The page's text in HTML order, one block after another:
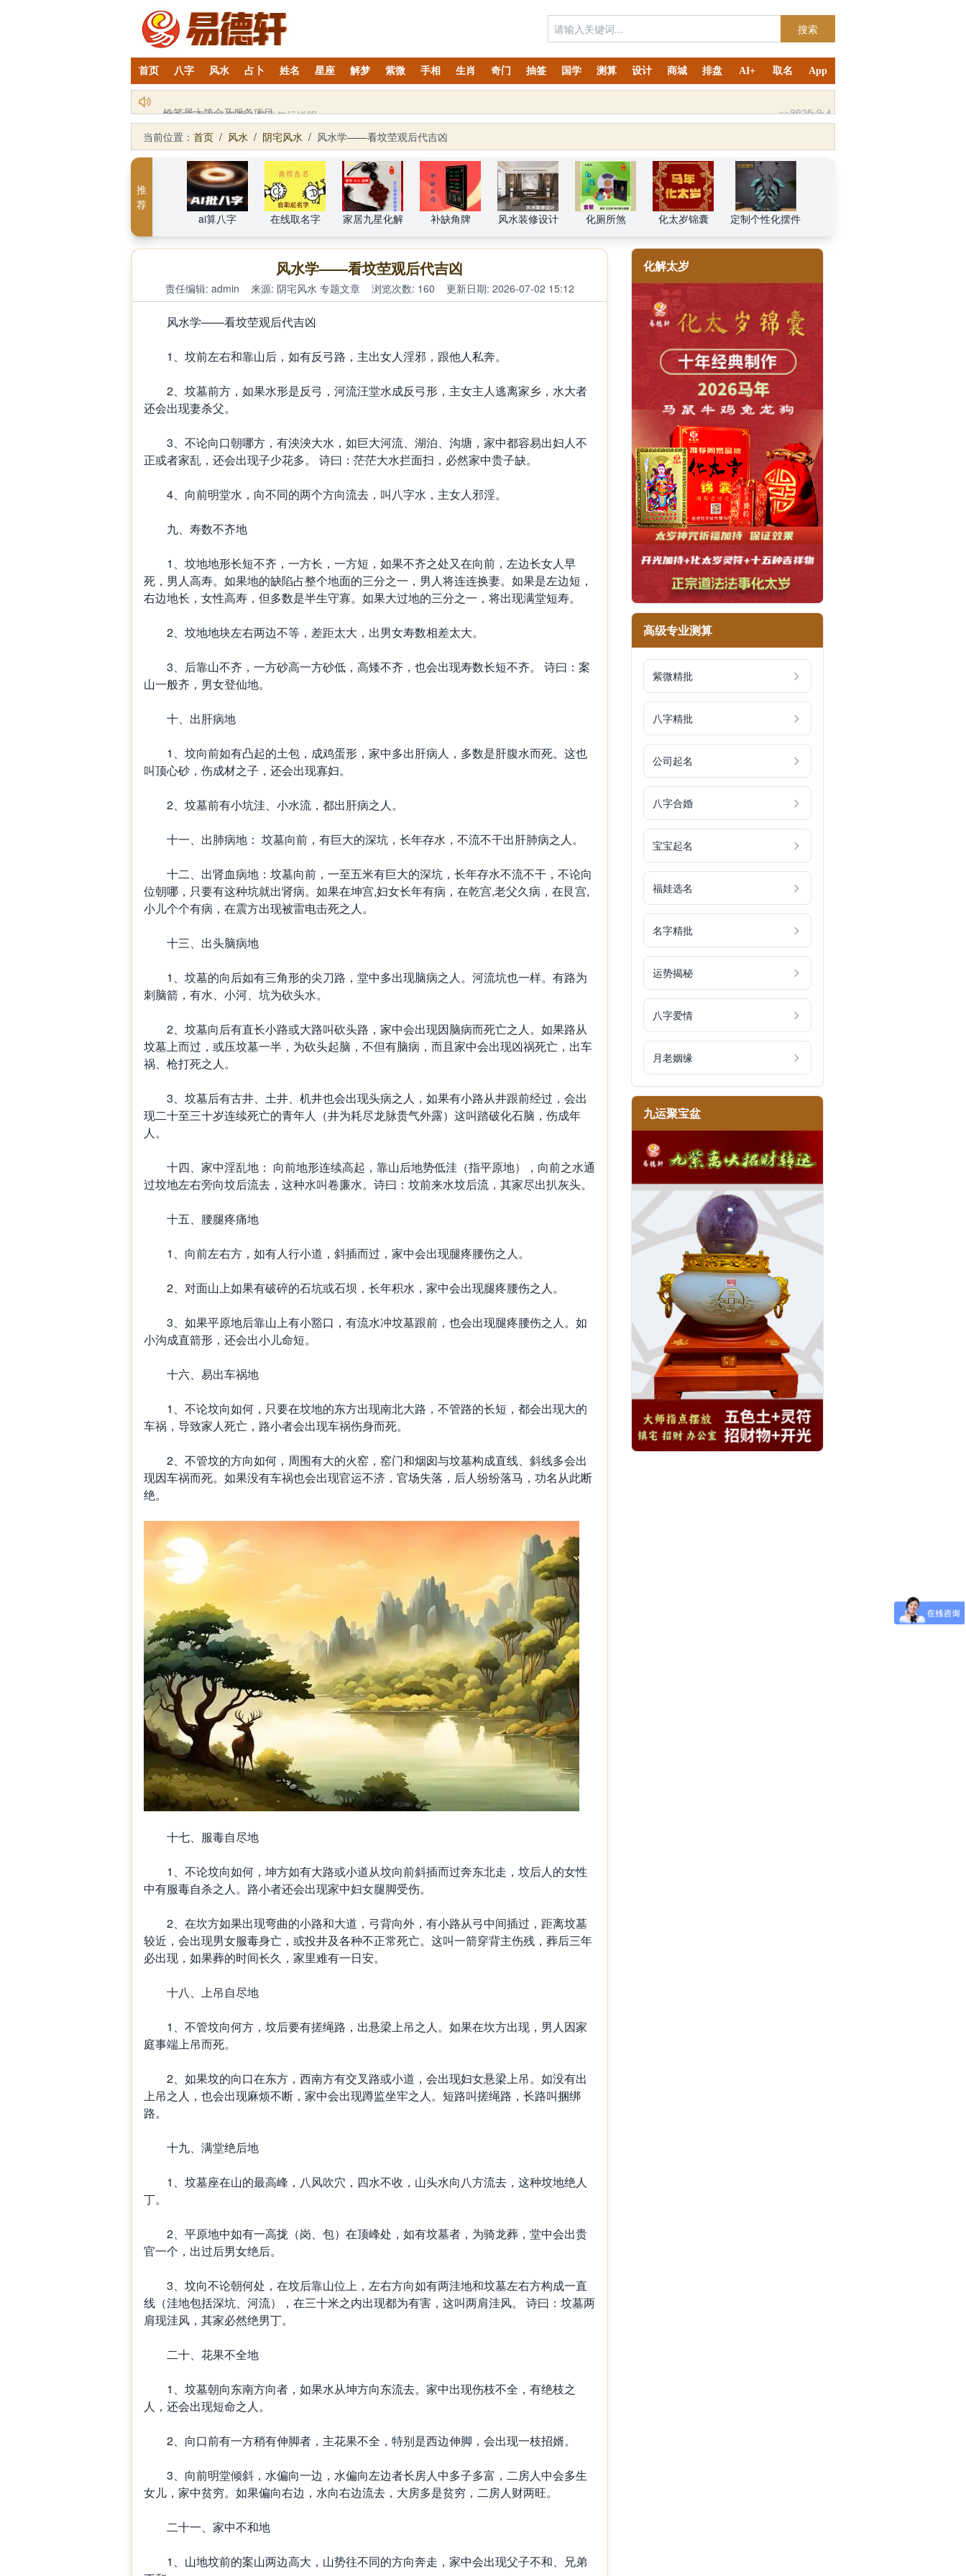
搜索
首页 八字 风水 占卜 姓名 星座 解梦 紫微 手相 生肖 奇门 抽签 国学 测算 设计 商城 排盘 AI+ 取名 App
当前位置： 首页 / 风水 / 阴宅风水 / 风水学——看坟茔观后代吉凶
推
荐
ai算八字
在线取名字 家居九星化解 补缺角牌 风水装修设计 化厕所煞 化太岁锦囊 定制个性化摆件
风水学——看坟茔观后代吉凶
责任编辑: admin 来源: 阴宅风水专题文章 浏览次数: 160 更新日期: 2026-07-02 15:12
风水学——看坟茔观后代吉凶
1、坟前左右和靠山后，如有反弓路，主出女人淫邪，跟他人私奔。
2、坟墓前方，如果水形是反弓，河流汪堂水成反弓形，主女主人逃离家乡，水大者
还会出现妻杀父。
3、不论向口朝哪方，有泱泱大水，如巨大河流、湖泊、沟塘，家中都容易出妇人不
正或者家乱，还会出现子少花多。 诗曰：茫茫大水拦面扫，必然家中贵子缺。
4、向前明堂水，向不同的两个方向流去，叫八字水，主女人邪淫。
九、寿数不齐地
1、坟地地形长短不齐，一方长，一方短，如果不齐之处又在向前，左边长女人早
死，男人高寿。如果地的缺陷占整个地面的三分之一，男人将连连换妻。如果是左边短，
右边地长，女性高寿，但多数是半生守寡。如果大过地的三分之一，将出现满堂短寿。
2、坟地地块左右两边不等，差距太大，出男女寿数相差太大。
3、后靠山不齐，一方砂高一方砂低，高矮不齐，也会出现寿数长短不齐。 诗曰：案
山一般齐，男女登仙地。
十、出肝病地
1、坟向前如有凸起的土包，成鸡蛋形，家中多出肝病人，多数是肝腹水而死。这也
叫顶心砂，伤成材之子，还会出现寡妇。
2、坟墓前有小坑洼、小水流，都出肝病之人。
十一、出肺病地： 坟墓向前，有巨大的深坑，长年存水，不流不干出肝肺病之人。
十二、出肾血病地：坟墓向前，一至五米有巨大的深坑，长年存水不流不干，不论向
位朝哪，只要有这种坑就出肾病。如果在坤宫,妇女长年有病，在乾宫,老父久病，在艮宫,
小儿个个有病，在震方出现被雷电击死之人。
十三、出头脑病地
1、坟墓的向后如有三角形的尖刀路，堂中多出现脑病之人。河流坑也一样。有路为
刺脑箭，有水、小河、坑为砍头水。
2、坟墓向后有直长小路或大路叫砍头路，家中会出现因脑病而死亡之人。如果路从
坟墓上而过，或压坟墓一半，为砍头起脑，不但有脑病，而且家中会出现凶祸死亡，出车
祸、枪打死之人。
3、坟墓后有古井、土井、机井也会出现头病之人，如果有小路从井跟前经过，会出
现二十至三十岁连续死亡的青年人（井为耗尽龙脉贵气外露）这叫踏破化石脑，伤成年
人。
十四、家中淫乱地： 向前地形连续高起，靠山后地势低洼（指平原地），向前之水通
过坟地左右旁向坟后流去，这种水叫卷廉水。诗曰：坟前来水坟后流，其家尽出扒灰头。
十五、腰腿疼痛地
1、向前左右方，如有人行小道，斜插而过，家中会出现腿疼腰伤之人。
2、对面山上如果有破碎的石坑或石坝，长年积水，家中会出现腿疼腰伤之人。
3、如果平原地后靠山上有小豁口，有流水冲坟墓跟前，也会出现腿疼腰伤之人。如
小沟成直箭形，还会出小儿命短。
十六、易出车祸地
1、不论坟向如何，只要在坟地的东方出现南北大路，不管路的长短，都会出现大的
车祸，导致家人死亡，路小者会出现车祸伤身而死。
2、不管坟的方向如何，周围有大的火窑，窑门和烟囱与坟墓构成直线、斜线多会出
现因车祸而死。如果没有车祸也会出现官运不济，官场失落，后人纷纷落马，功名从此断
绝。
十七、服毒自尽地
1、不论坟向如何，坤方如有大路或小道从坟向前斜插而过奔东北走，坟后人的女性
中有服毒自杀之人。路小者还会出现家中妇女腿脚受伤。
2、在坎方如果出现弯曲的小路和大道，弓背向外，有小路从弓中间插过，距离坟墓
较近，会出现男女服毒身亡，或投井及各种不正常死亡。这叫一箭穿背主伤残，葬后三年
必出现，如果葬的时间长久，家里难有一日安。
十八、上吊自尽地
1、不管坟向何方，坟后要有搓绳路，出悬梁上吊之人。如果在坎方出现，男人因家
庭事端上吊而死。
2、如果坟的向口在东方，西南方有交叉路或小道，会出现妇女悬梁上吊。如没有出
上吊之人，也会出现麻烦不断，家中会出现蹲监坐牢之人。短路叫搓绳路，长路叫捆绑
路。
十九、满堂绝后地
1、坟墓座在山的最高峰，八风吹穴，四水不收，山头水向八方流去，这种坟地绝人
丁。
2、平原地中如有一高拢（岗、包）在顶峰处，如有坟墓者，为骑龙葬，堂中会出贵
官一个，出过后男女绝后。
3、坟向不论朝何处，在坟后靠山位上，左右方向如有两洼地和坟墓左右方构成一直
线（洼地包括深坑、河流），在三十米之内出现都为有害，这叫两肩洼风。 诗曰：坟墓两
肩现洼风，其家必然绝男丁。
二十、花果不全地
1、坟墓朝向东南方向者，如果水从坤方向东流去。家中出现伤枝不全，有绝枝之
人，还会出现短命之人。
2、向口前有一方稍有伸脚者，主花果不全，特别是西边伸脚，会出现一枝招婿。
3、向前明堂倾斜，水偏向一边，水偏向左边者长房人中多子多富，二房人中会多生
女儿，家中贫穷。如果偏向右边，水向右边流去，大房多是贫穷，二房人财两旺。
二十一、家中不和地
1、山地坟前的案山两边高大，山势往不同的方向奔走，家中会出现父子不和、兄弟
化解太岁
高级专业测算
紫微精批
八字精批
公司起名
八字合婚
宝宝起名
福娃选名
名字精批
运势揭秘
八字爱情
月老姻缘
九运聚宝盆